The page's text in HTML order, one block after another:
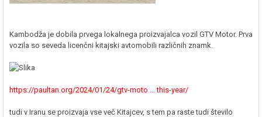
Kambodža je dobila prvega lokalnega proizvajalca vozil GTV Motor. Prva
vozila so seveda licenčni kitajski avtomobili različnih znamk.
https://paultan.org/2024/01/24/gtv-moto ... this-year/
tudi v Iranu se proizvaja vse več Kitajcev, s tem pa raste tudi število